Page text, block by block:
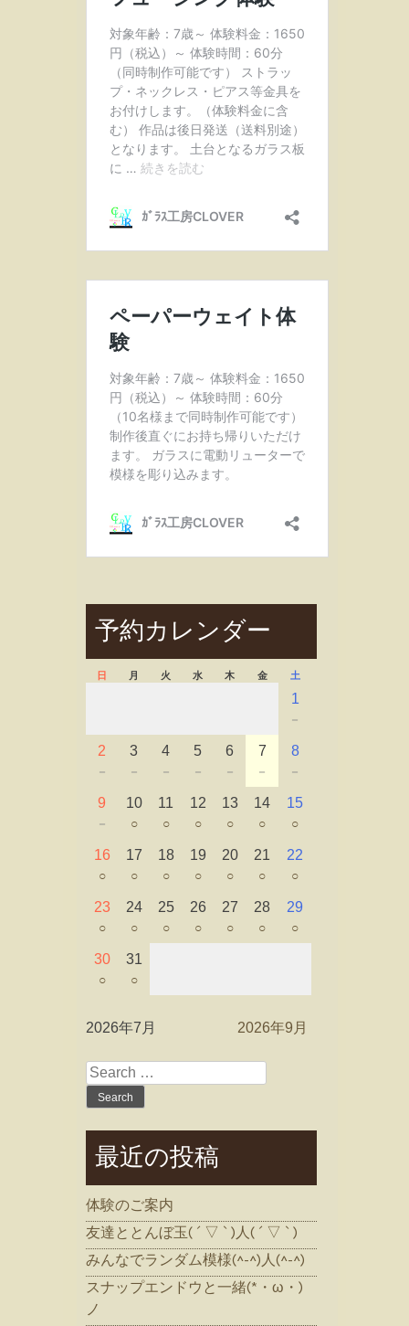
予約カレンダー
日 月 火 水 木 金 土
1
－
2
－
3
－
4
－
5
－
6
－
7
－
8
－
9
－
10
○
11
○
12
○
13
○
14
○
15
○
16
○
17
○
18
○
19
○
20
○
21
○
22
○
23
○
24
○
25
○
26
○
27
○
28
○
29
○
30
○
31
○
2026年7月 2026年9月
Search
for:
最近の投稿
体験のご案内
友達ととんぼ玉( ´ ▽ ` )人( ´ ▽ ` )
みんなでランダム模様(^-^)人(^-^)
スナップエンドウと一緒(*・ω・)
ノ